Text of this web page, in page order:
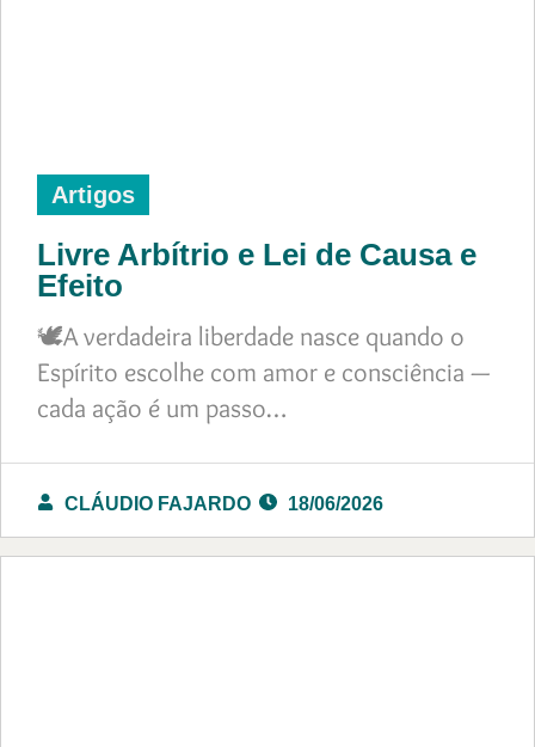
Artigos
Livre Arbítrio e Lei de Causa e
Efeito
🕊️A verdadeira liberdade nasce quando o
Espírito escolhe com amor e consciência —
cada ação é um passo…
CLÁUDIO FAJARDO 18/06/2026